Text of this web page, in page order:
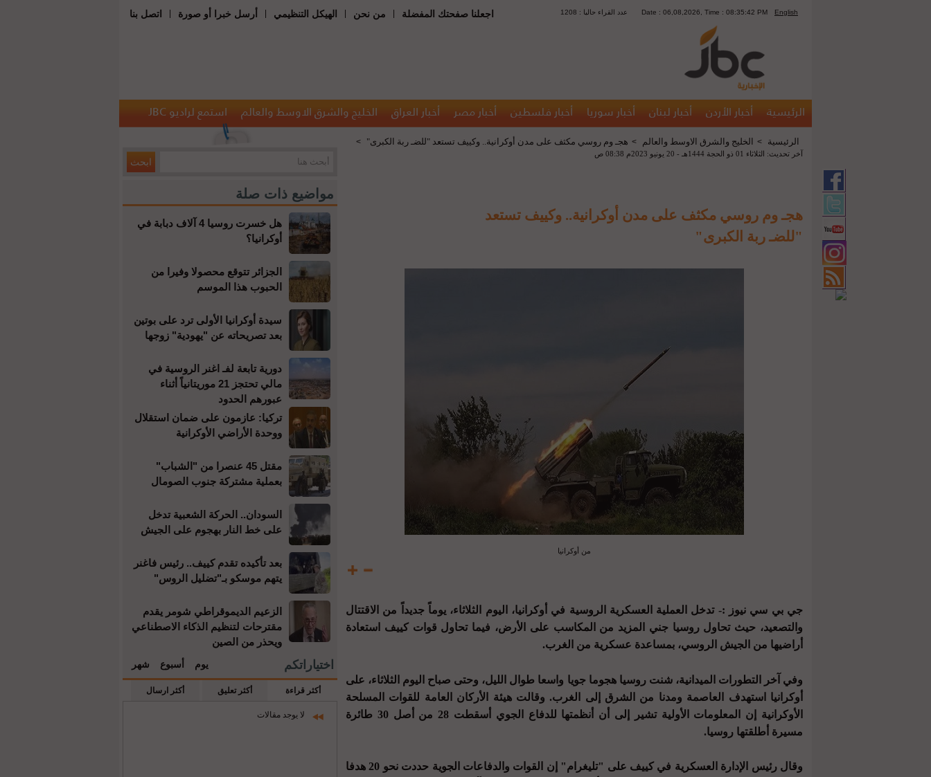
اجعلنا صفحتك المفضلة من نحن الهيكل التنظيمي أرسل خبرا أو صورة اتصل بنا English
Date : 06,08,2026, Time : 08:35:42 PM 1208 : عدد القراء حاليا
الرئيسية أخبار الأردن أخبار لبنان أخبار سوريا أخبار فلسطين أخبار مصر أخبار العراق الخليج والشرق الاوسط والعالم استمع لراديو JBC
مواضيع ذات صلة
هل خسرت روسيا 4 آلاف دبابة في
أوكرانيا؟
الجزائر تتوقع محصولا وفيرا من
الحبوب هذا الموسم
سيدة أوكرانيا الأولى ترد على بوتين
بعد تصريحاته عن "يهودية" زوجها
دورية تابعة لفـ اغنر الروسية في
مالي تحتجز 21 موريتانياً أثناء
عبورهم الحدود
تركيا: عازمون على ضمان استقلال
ووحدة الأراضي الأوكرانية
مقتل 45 عنصرا من "الشباب"
بعملية مشتركة جنوب الصومال
السودان.. الحركة الشعبية تدخل
على خط النار بهجوم على الجيش
بعد تأكيده تقدم كييف.. رئيس فاغنر
يتهم موسكو بـ"تضليل الروس"
الزعيم الديموقراطي شومر يقدم
مقترحات لتنظيم الذكاء الاصطناعي
ويحذر من الصين
اختياراتكم يوم أسبوع شهر
أكثر قراءة أكثر تعليق أكثر ارسال
لا يوجد مقالات
الرئيسية > الخليج والشرق الاوسط والعالم > هجـ وم روسي مكثف على مدن أوكرانية.. وكييف تستعد "للضـ ربة الكبرى" >
آخر تحديث: الثلاثاء 01 ذو الحجة 1444هـ - 20 يونيو 2023م 08:38 ص
هجـ وم روسي مكثف على مدن أوكرانية.. وكييف تستعد
"للضـ ربة الكبرى"
من أوكرانيا
جي بي سي نيوز :- تدخل العملية العسكرية الروسية في أوكرانيا، اليوم الثلاثاء، يوماً جديداً من الاقتتال
والتصعيد، حيث تحاول روسيا جني المزيد من المكاسب على الأرض، فيما تحاول قوات كييف استعادة
أراضيها من الجيش الروسي، بمساعدة عسكرية من الغرب.
وفي آخر التطورات الميدانية، شنت روسيا هجوما جويا واسعا طوال الليل، وحتى صباح اليوم الثلاثاء، على
أوكرانيا استهدف العاصمة ومدنا من الشرق إلى الغرب. وقالت هيئة الأركان العامة للقوات المسلحة
الأوكرانية إن المعلومات الأولية تشير إلى أن أنظمتها للدفاع الجوي أسقطت 28 من أصل 30 طائرة
مسيرة أطلقتها روسيا.
وقال رئيس الإدارة العسكرية في كييف على "تليغرام" إن القوات والدفاعات الجوية حددت نحو 20 هدفا